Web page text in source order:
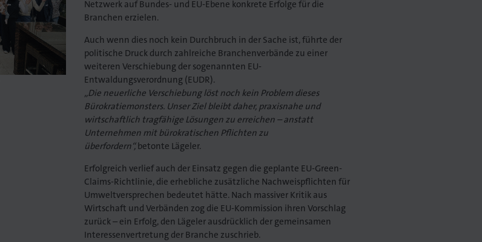
Netzwerk auf Bundes- und EU-Ebene konkrete Erfolge für die
Branchen erzielen.
Auch wenn dies noch kein Durchbruch in der Sache ist, führte der
politische Druck durch zahlreiche Branchenverbände zu einer
weiteren Verschiebung der sogenannten EU-
Entwaldungsverordnung (EUDR).
„Die neuerliche Verschiebung löst noch kein Problem dieses
Bürokratiemonsters. Unser Ziel bleibt daher, praxisnahe und
wirtschaftlich tragfähige Lösungen zu erreichen – anstatt
Unternehmen mit bürokratischen Pflichten zu
überfordern“,betonte Lägeler.
Erfolgreich verlief auch der Einsatz gegen die geplante EU-Green-
Claims-Richtlinie, die erhebliche zusätzliche Nachweispflichten für
Umweltversprechen bedeutet hätte. Nach massiver Kritik aus
Wirtschaft und Verbänden zog die EU-Kommission ihren Vorschlag
zurück – ein Erfolg, den Lägeler ausdrücklich der gemeinsamen
Interessenvertretung der Branche zuschrieb.